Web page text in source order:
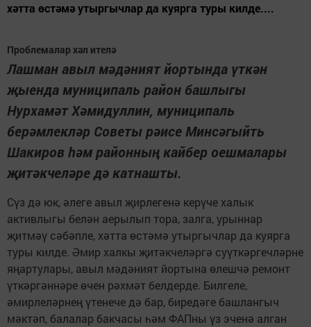
хәтта өстәмә утыргычлар да куярга туры килде....
Проблемалар хәл ителә
Лашман авыл мәдәният йортында үткән
җыенда муниципаль район башлыгы
Нурхамәт Хәмидуллин, муниципаль
берәмлекләр Советы рәисе Минсәгыйть
Шакиров һәм районның кайбер оешмалары
җитәкчеләре дә катнашты.
Сүз дә юк, әлеге авыл җирлегенә керүче халык
активлыгы белән аерылып тора, залга, урыннар
җитмәү сәбәпле, хәтта өстәмә утыргычлар да куярга
туры килде. Әмир халкы җитәкчеләргә суүткәргечләрне
яңартулары, авыл мәдәният йортына өлешчә ремонт
үткәргәннәре өчен рәхмәт белдерде. Билгеле,
әмирлеләрнең үтенече дә бар, биредәге башлангыч
мәктәп, балалар бакчасы һәм ФАПны үз эченә алган